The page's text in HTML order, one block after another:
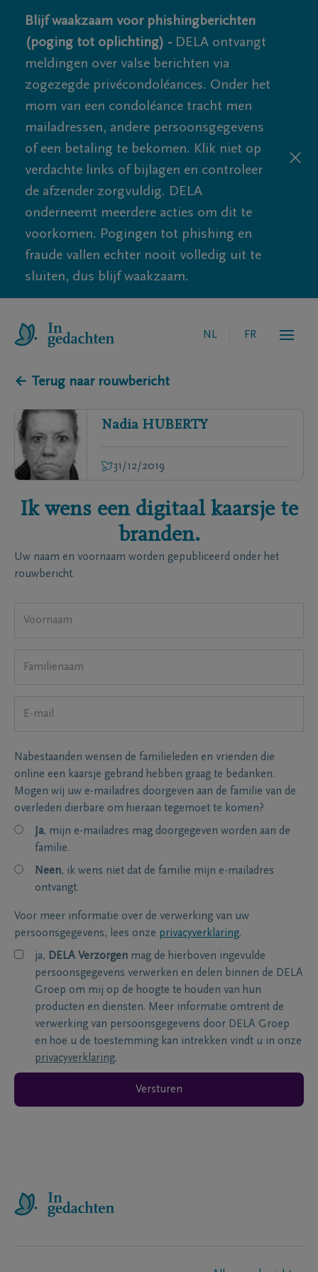
Blijf waakzaam voor phishingberichten
(poging tot oplichting) - DELA ontvangt
meldingen over valse berichten via
zogezegde privécondoléances. Onder het
mom van een condoléance tracht men
mailadressen, andere persoonsgegevens
of een betaling te bekomen. Klik niet op
verdachte links of bijlagen en controleer
de afzender zorgvuldig. DELA
onderneemt meerdere acties om dit te
voorkomen. Pogingen tot phishing en
fraude vallen echter nooit volledig uit te
sluiten, dus blijf waakzaam.
NL FR
← Terug naar rouwbericht
Nadia HUBERTY
31/12/2019
Ik wens een digitaal kaarsje te
branden.
Uw naam en voornaam worden gepubliceerd onder het
rouwbericht.
Nabestaanden wensen de familieleden en vrienden die
online een kaarsje gebrand hebben graag te bedanken.
Mogen wij uw e-mailadres doorgeven aan de familie van de
overleden dierbare om hieraan tegemoet te komen?
Ja, mijn e-mailadres mag doorgegeven worden aan de
familie.
Neen, ik wens niet dat de familie mijn e-mailadres
ontvangt.
Voor meer informatie over de verwerking van uw
persoonsgegevens, lees onze privacyverklaring.
ja, DELA Verzorgen mag de hierboven ingevulde
persoonsgegevens verwerken en delen binnen de DELA
Groep om mij op de hoogte te houden van hun
producten en diensten. Meer informatie omtrent de
verwerking van persoonsgegevens door DELA Groep
en hoe u de toestemming kan intrekken vindt u in onze
privacyverklaring.
Versturen